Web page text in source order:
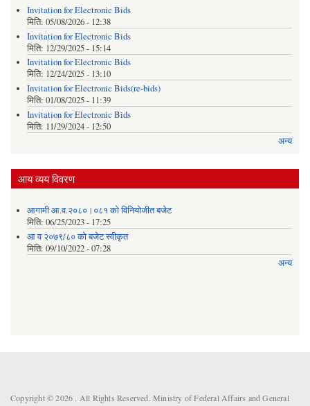
Invitation for Electronic Bids
मिति: 05/08/2026 - 12:38
Invitation for Electronic Bids
मिति: 12/29/2025 - 15:14
Invitation for Electronic Bids
मिति: 12/24/2025 - 13:10
Invitation for Electronic Bids(re-bids)
मिति: 01/08/2025 - 11:39
Invitation for Electronic Bids
मिति: 11/29/2024 - 12:50
अन्य
आय व्यय विवरण
आगामी आ.व.२०८०।०८१ को विनियोजीत बजेट
मिति: 06/25/2023 - 17:25
आ व २०७९/८० को बजेट स्वीकृत
मिति: 09/10/2022 - 07:28
अन्य
Copyright © 2026 . All Rights Reserved. Ministry of Federal Affairs and General